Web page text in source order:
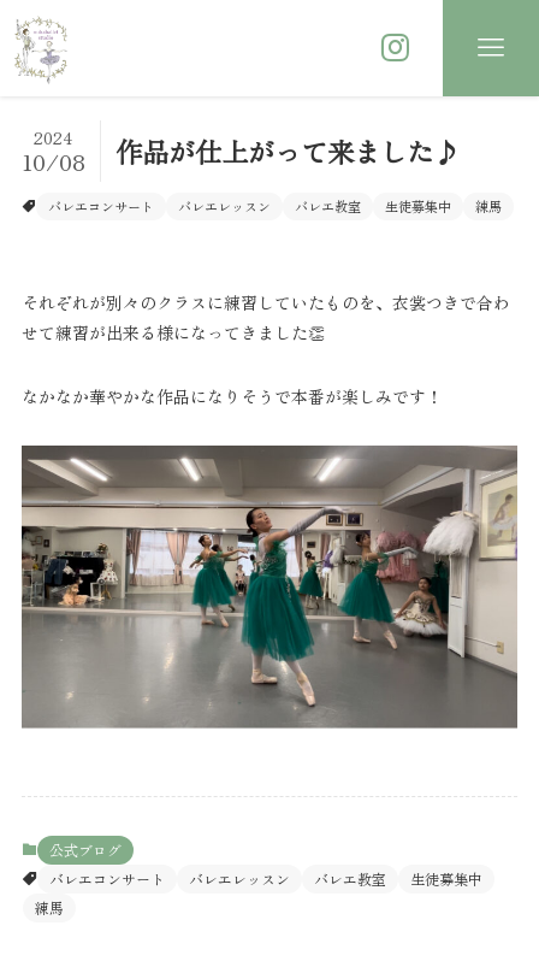
作品が仕上がって来ました♪
2024
10/08
バレエコンサート バレエレッスン バレエ教室 生徒募集中 練馬
それぞれが別々のクラスに練習していたものを、衣裳つきで合わ
せて練習が出来る様になってきました👏
なかなか華やかな作品になりそうで本番が楽しみです！
公式ブログ
バレエコンサート
バレエレッスン バレエ教室
生徒募集中
練馬